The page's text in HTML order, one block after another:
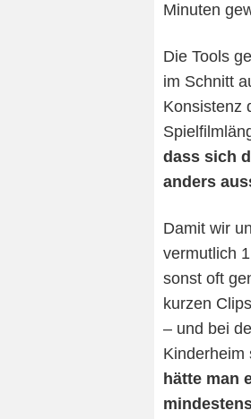
Minuten
Die Tools
im Schnitt
Konsistenz
dass sich
anders
Damit wir
vermutlich
sonst oft
kurzen
– und bei
Kinderheim
hätte man